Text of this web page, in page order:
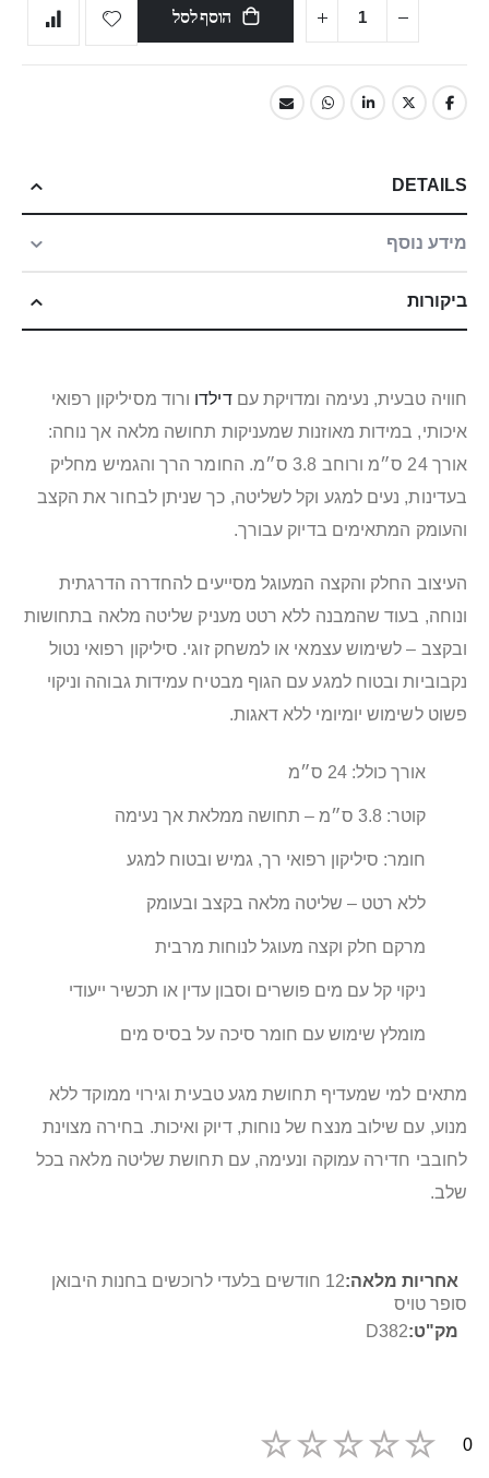
הוסף לסל
DETAILS
מידע נוסף
ביקורות
חוויה טבעית, נעימה ומדויקת עםדילדו ורוד מסיליקון רפואי
איכותי, במידות מאוזנות שמעניקות תחושה מלאה אך נוחה:
אורך 24 ס״מ ורוחב 3.8 ס״מ. החומר הרך והגמיש מחליק
בעדינות, נעים למגע וקל לשליטה, כך שניתן לבחור את הקצב
והעומק המתאימים בדיוק עבורך.
העיצוב החלק והקצה המעוגל מסייעים להחדרה הדרגתית
ונוחה, בעוד שהמבנה ללא רטט מעניק שליטה מלאה בתחושות
ובקצב – לשימוש עצמאי או למשחק זוגי. סיליקון רפואי נטול
נקבוביות ובטוח למגע עם הגוף מבטיח עמידות גבוהה וניקוי
פשוט לשימוש יומיומי ללא דאגות.
אורך כולל: 24 ס״מ
קוטר: 3.8 ס״מ – תחושה ממלאת אך נעימה
חומר: סיליקון רפואי רך, גמיש ובטוח למגע
ללא רטט – שליטה מלאה בקצב ובעומק
מרקם חלק וקצה מעוגל לנוחות מרבית
ניקוי קל עם מים פושרים וסבון עדין או תכשיר ייעודי
מומלץ שימוש עם חומר סיכה על בסיס מים
מתאים למי שמעדיף תחושת מגע טבעית וגירוי ממוקד ללא
מנוע, עם שילוב מנצח של נוחות, דיוק ואיכות. בחירה מצוינת
לחובבי חדירה עמוקה ונעימה, עם תחושת שליטה מלאה בכל
שלב.
מידע
נוסף
12 חודשים בלעדי לרוכשים בחנות היבואן
סופר טויס
D382
0